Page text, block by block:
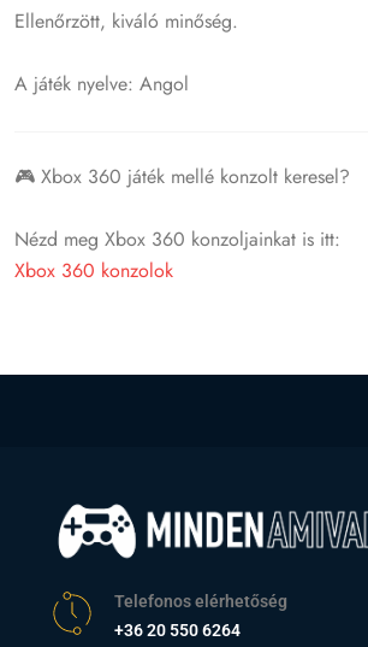
Ellenőrzött, kiváló minőség.
A játék nyelve: Angol
🎮 Xbox 360 játék mellé konzolt keresel?
Nézd meg Xbox 360 konzoljainkat is itt:
Xbox 360 konzolok
Telefonos elérhetőség
+36 20 550 6264